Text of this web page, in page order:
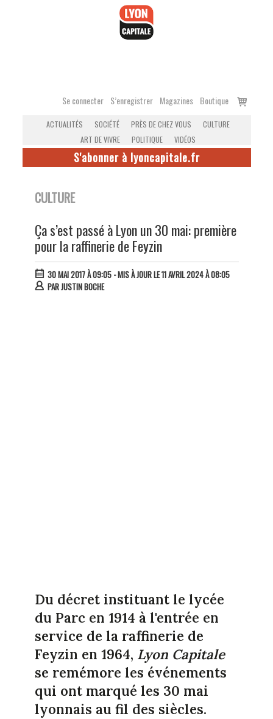
Se connecter S’enregistrer Magazines Boutique
Voir
ACTUALITÉS SOCIÉTÉ PRÈS DE CHEZ VOUS
CULTURE
ART DE VIVRE
POLITIQUE VIDÉOS
S'abonner à lyoncapitale.fr
CULTURE
Ça s’est passé à Lyon un 30 mai: première
pour la raffinerie de Feyzin
30 MAI 2017 À 09:05- MIS À JOUR LE 11 AVRIL 2024 À 08:05
PARJUSTIN BOCHE
Du décret instituant le lycée
du Parc en 1914 à l'entrée en
service de la raffinerie de
Feyzin en 1964, Lyon Capitale
se remémore les événements
qui ont marqué les 30 mai
lyonnais au fil des siècles.